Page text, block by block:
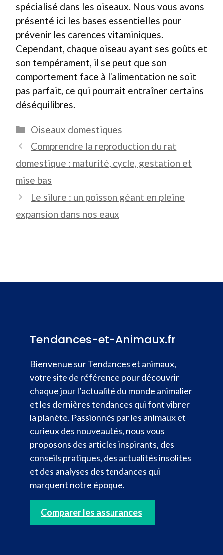
spécialisé dans les oiseaux. Nous vous avons
présenté ici les bases essentielles pour
prévenir les carences vitaminiques.
Cependant, chaque oiseau ayant ses goûts et
son tempérament, il se peut que son
comportement face à l’alimentation ne soit
pas parfait, ce qui pourrait entraîner certains
déséquilibres.
Catégories
Oiseaux domestiques
Comprendre la reproduction du rat
domestique : maturité, cycle, gestation et
mise bas
Le silure : un poisson géant en pleine
expansion dans nos eaux
Tendances-et-Animaux.fr
Bienvenue sur Tendances et animaux,
votre site de référence pour découvrir
chaque jour l’actualité du monde animalier
et les dernières tendances qui font vibrer
la planète. Passionnés par les animaux et
curieux des nouveautés, nous vous
proposons des articles inspirants, des
conseils pratiques, des actualités insolites
et des analyses des tendances qui
marquent notre époque.
Comparer les assurances